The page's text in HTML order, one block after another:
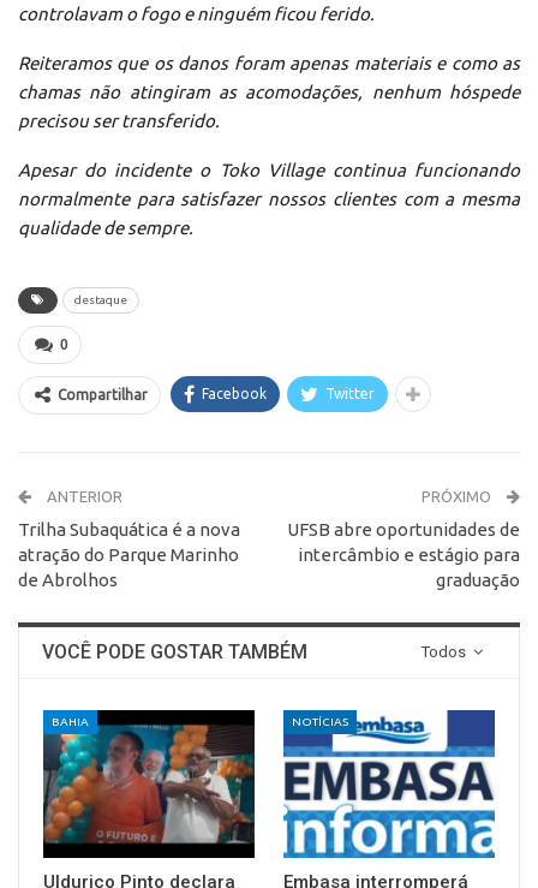
controlavam o fogo e ninguém ficou ferido.
Reiteramos que os danos foram apenas materiais e como as
chamas não atingiram as acomodações, nenhum hóspede
precisou ser transferido.
Apesar do incidente o Toko Village continua funcionando
normalmente para satisfazer nossos clientes com a mesma
qualidade de sempre.
destaque
0
Compartilhar Facebook Twitter
ANTERIOR
Trilha Subaquática é a nova
atração do Parque Marinho
de Abrolhos
PRÓXIMO
UFSB abre oportunidades de
intercâmbio e estágio para
graduação
Todos
VOCÊ PODE GOSTAR TAMBÉM
BAHIA
Uldurico Pinto declara
NOTÍCIAS
Embasa interromperá